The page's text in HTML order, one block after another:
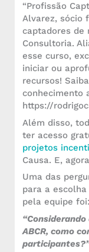
“Profissão
Alvarez, sócio
captadores de
Consultoria.
esse curso,
iniciar ou
recursos!
conhecimento
https://
Além disso,
ter acesso
projetos
Causa. E,
Uma das
para a
pela equipe foi:
ABCR, como